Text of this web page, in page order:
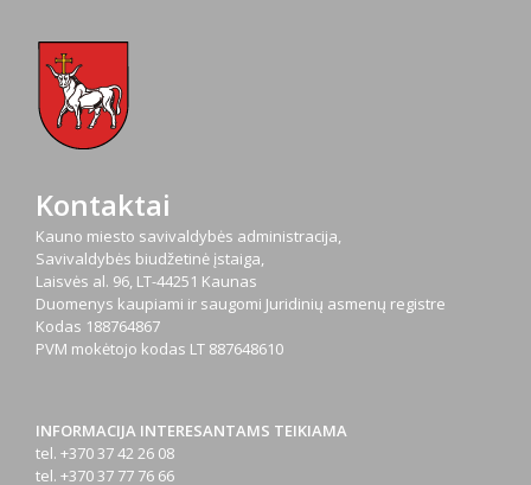
Kontaktai
Kauno miesto savivaldybės administracija,
Savivaldybės biudžetinė įstaiga,
Laisvės al. 96, LT-44251 Kaunas
Duomenys kaupiami ir saugomi Juridinių asmenų registre
Kodas 188764867
PVM mokėtojo kodas LT 887648610
INFORMACIJA INTERESANTAMS TEIKIAMA
tel. +370 37 42 26 08
tel. +370 37 77 76 66